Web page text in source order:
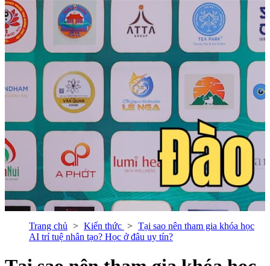
Trang chủ Kiến thức
Tại sao nên tham gia khóa học
AI trí tuệ nhân tạo? Học ở đâu uy tín?